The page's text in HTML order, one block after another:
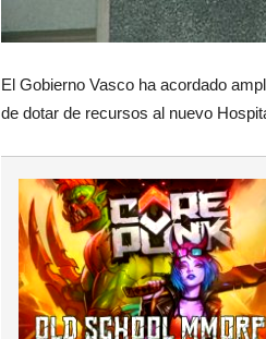
El Gobierno Vasco ha acordado
de dotar de recursos al nuevo